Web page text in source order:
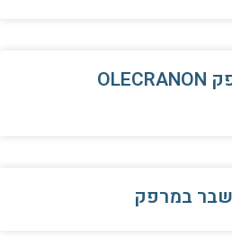
דלקת בורסת המרפק OLECRANON
שבר במרפק